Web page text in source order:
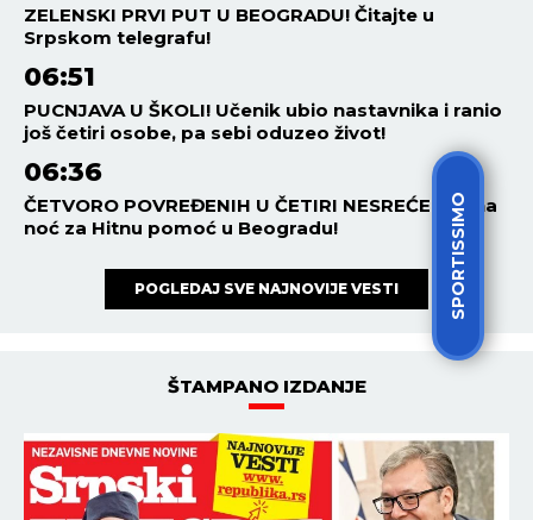
SPORTISSIMO
ZELENSKI PRVI PUT U BEOGRADU! Čitajte u
Srpskom telegrafu!
06:51
PUCNJAVA U ŠKOLI! Učenik ubio nastavnika i ranio
još četiri osobe, pa sebi oduzeo život!
06:36
ČETVORO POVREĐENIH U ČETIRI NESREĆE! Burna
noć za Hitnu pomoć u Beogradu!
POGLEDAJ SVE NAJNOVIJE VESTI
ŠTAMPANO IZDANJE